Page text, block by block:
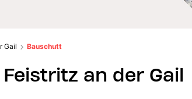
Gail Bauschutt
an der Gail